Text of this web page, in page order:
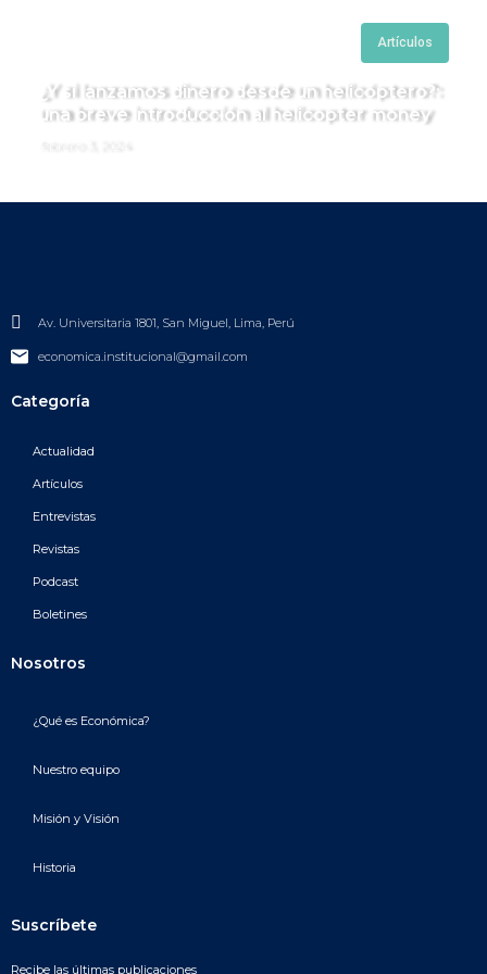
Artículos
¿Y si lanzamos dinero desde un helicóptero?:
una breve introducción al helicopter money
Av. Universitaria 1801, San Miguel, Lima, Perú
economica.institucional@gmail.com
Categoría
Actualidad
Artículos
Entrevistas
Revistas
Podcast
Boletines
Nosotros
¿Qué es Económica?
Nuestro equipo
Misión y Visión
Historia
Suscríbete
Recibe las últimas publicaciones